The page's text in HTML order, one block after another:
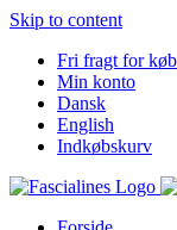
Skip to content
Fri fragt for
Min konto
Dansk
English
Indkøbskurv